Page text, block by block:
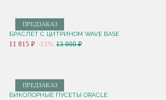
ПРЕДЗАКАЗ
БРАСЛЕТ С ЦИТРИНОМ WAVE BASE
11 815 ₽ -15% 13 900 ₽
ПРЕДЗАКАЗ
БИКОЛОРНЫЕ ПУСЕТЫ ORACLE